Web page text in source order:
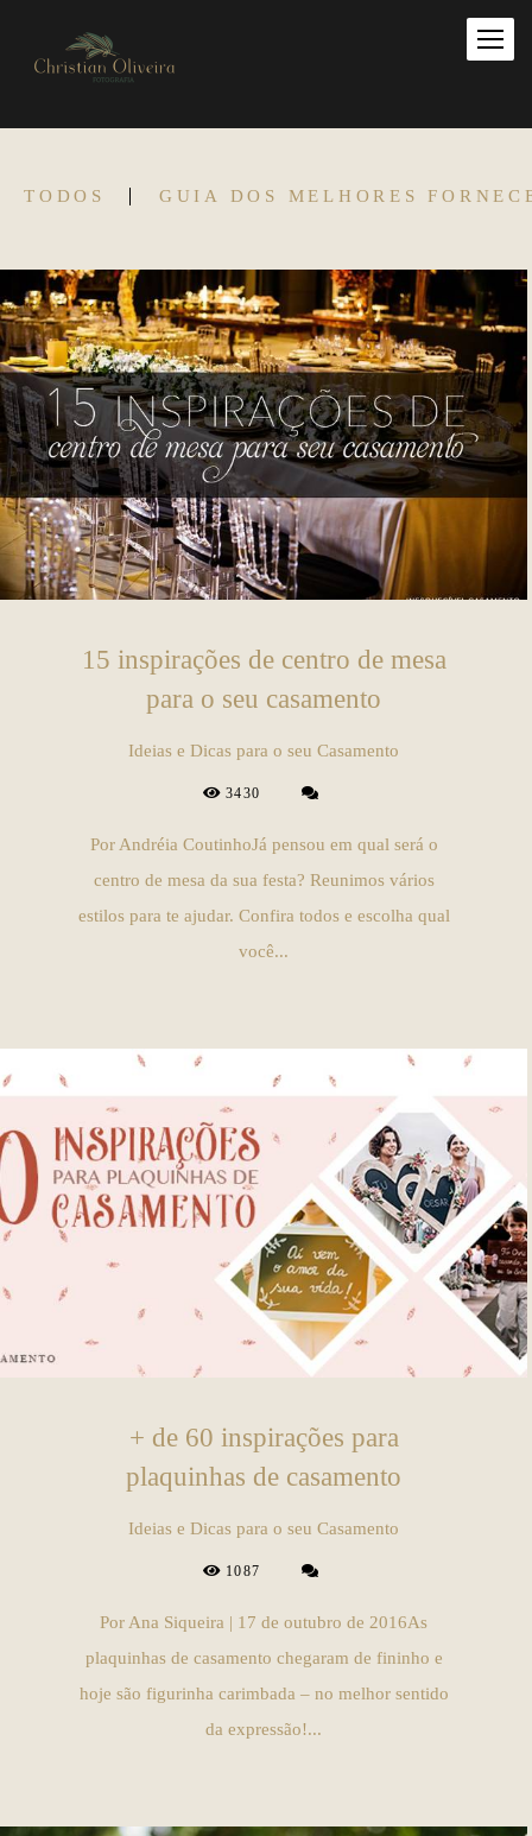
TODOS GUIA DOS MELHORES
15 inspirações de centro de mesa
para o seu casamento
Ideias e Dicas para o seu Casamento
3430
Por Andréia CoutinhoJá pensou em qual será o
centro de mesa da sua festa? Reunimos vários
estilos para te ajudar. Confira todos e escolha qual
você...
+ de 60 inspirações para
plaquinhas de casamento
Ideias e Dicas para o seu Casamento
1087
Por Ana Siqueira | 17 de outubro de 2016As
plaquinhas de casamento chegaram de fininho e
hoje são figurinha carimbada – no melhor sentido
da expressão!...